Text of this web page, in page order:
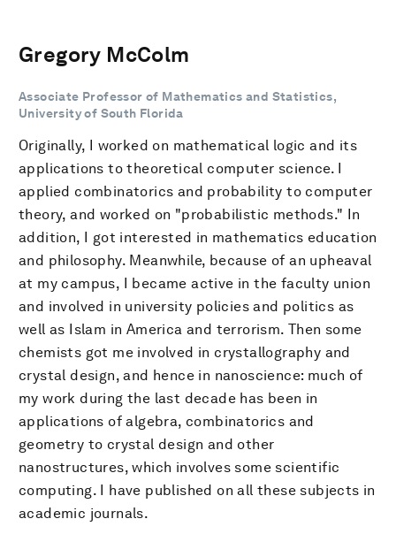
Gregory McColm
Associate Professor of Mathematics and Statistics,
University of South Florida
Originally, I worked on mathematical logic and its
applications to theoretical computer science. I
applied combinatorics and probability to computer
theory, and worked on "probabilistic methods." In
addition, I got interested in mathematics education
and philosophy. Meanwhile, because of an upheaval
at my campus, I became active in the faculty union
and involved in university policies and politics as
well as Islam in America and terrorism. Then some
chemists got me involved in crystallography and
crystal design, and hence in nanoscience: much of
my work during the last decade has been in
applications of algebra, combinatorics and
geometry to crystal design and other
nanostructures, which involves some scientific
computing. I have published on all these subjects in
academic journals.